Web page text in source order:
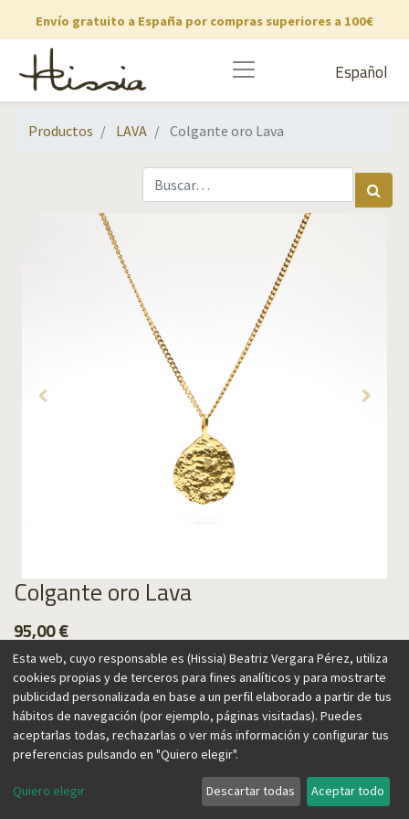
Envío gratuito a España por compras superiores a 100€
Español
Productos LAVA Colgante oro Lava
Colgante oro Lava
95,00€
Agregar al carrito
Nuestra gargantilla se inspira en la textura de la lava,
Esta web, cuyo responsable es (Hissia) Beatriz Vergara Pérez, utiliza
cookies propias y de terceros para fines analíticos y para mostrarte
publicidad personalizada en base a un perfil elaborado a partir de tus
hábitos de navegación (por ejemplo, páginas visitadas). Puedes
aceptarlas todas, rechazarlas o ver más información y configurar tus
preferencias pulsando en "Quiero elegir".
Quiero elegir Descartar todas Aceptar todo